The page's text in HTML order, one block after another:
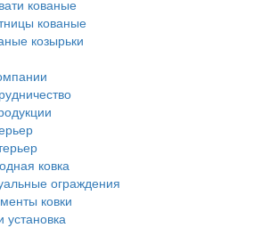
кованые
кованые
козырьки
ковка
ограждения
ковки
установка